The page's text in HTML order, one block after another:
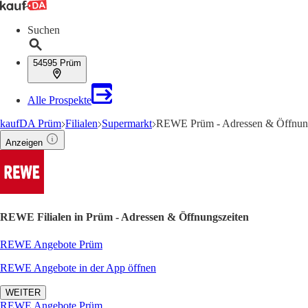
Suchen
54595 Prüm
Alle Prospekte
kaufDA Prüm Filialen Supermarkt REWE Prüm - Adressen &
Anzeigen
REWE Filialen in Prüm - Adressen & Öffnungszeiten
REWE Angebote Prüm
REWE Angebote in der App öffnen
WEITER
REWE Angebote Prüm